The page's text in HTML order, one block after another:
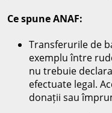
Ce spune ANAF:
Transferurile de
exemplu între
nu trebuie
efectuate legal.
donații sau